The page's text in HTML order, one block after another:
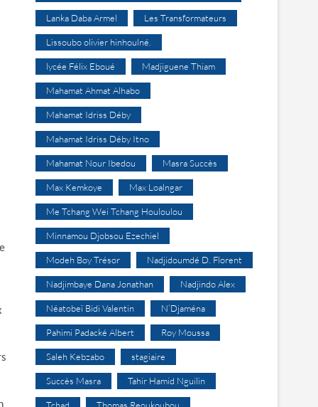
Lanka Daba Armel Les Transformateurs
Lissoubo olivier hinhoulné.
lycée Félix Eboué Madjiguene Thiam
Mahamat Ahmat Alhabo
Mahamat Idriss Déby
Mahamat Idriss Déby Itno
Mahamat Nour Ibedou Masra Succès
Max Kemkoye Max Loalngar
Me Tchang Wei Tchang Houloulou
Minnamou Djobsou Ezechiel
Modeh Boy Trésor Nadjidoumdé D. Florent
Nadjimbaye Dana Jonathan Nadjindo Alex
Néatobeï Bidi Valentin N’Djaména
Pahimi Padacké Albert Roy Moussa
Saleh Kebzabo stagiaire
Succès Masra Tahir Hamid Nguilin